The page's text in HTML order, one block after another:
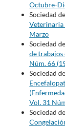
Octubre-
Sociedad
Veterinaria
Marzo
Sociedad
de
Núm. 66
Sociedad
Vol. 31
Sociedad